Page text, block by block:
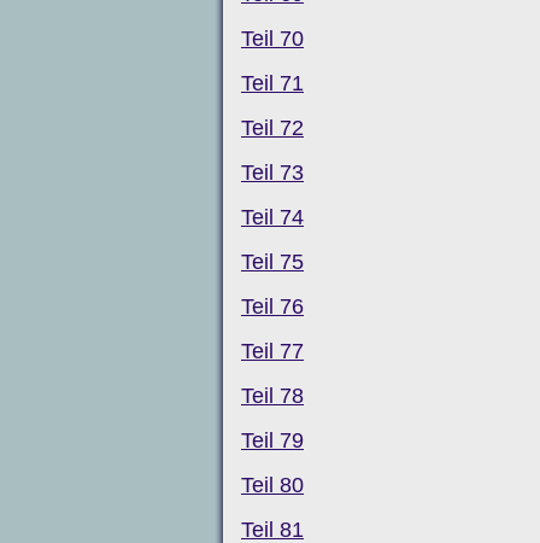
Teil 70
Teil 71
Teil 72
Teil 73
Teil 74
Teil 75
Teil 76
Teil 77
Teil 78
Teil 79
Teil 80
Teil 81